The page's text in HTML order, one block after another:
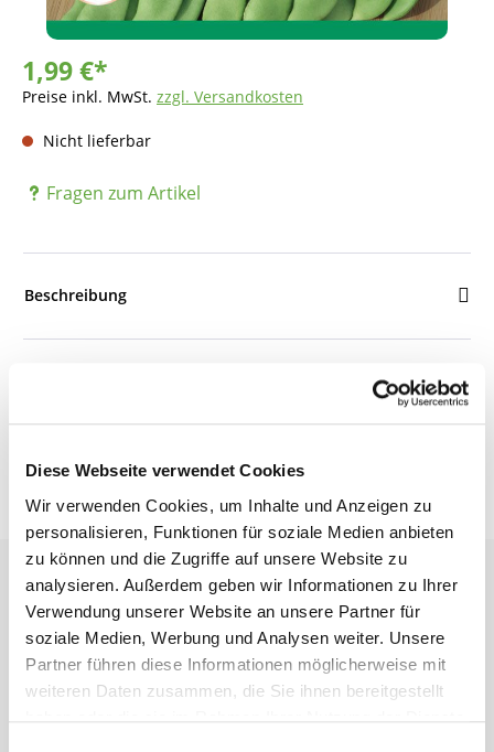
Diese Webseite verwendet Cookies
Wir verwenden Cookies, um Inhalte und Anzeigen zu
personalisieren, Funktionen für soziale Medien anbieten
zu können und die Zugriffe auf unsere Website zu
analysieren. Außerdem geben wir Informationen zu Ihrer
Verwendung unserer Website an unsere Partner für
soziale Medien, Werbung und Analysen weiter. Unsere
Partner führen diese Informationen möglicherweise mit
weiteren Daten zusammen, die Sie ihnen bereitgestellt
1,99 €*
Preise inkl. MwSt. zzgl. Versandkosten
Nicht lieferbar
Fragen zum Artikel
Beschreibung